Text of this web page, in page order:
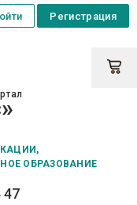
ОБРАЗОВАНИЕ
47
Регистрация